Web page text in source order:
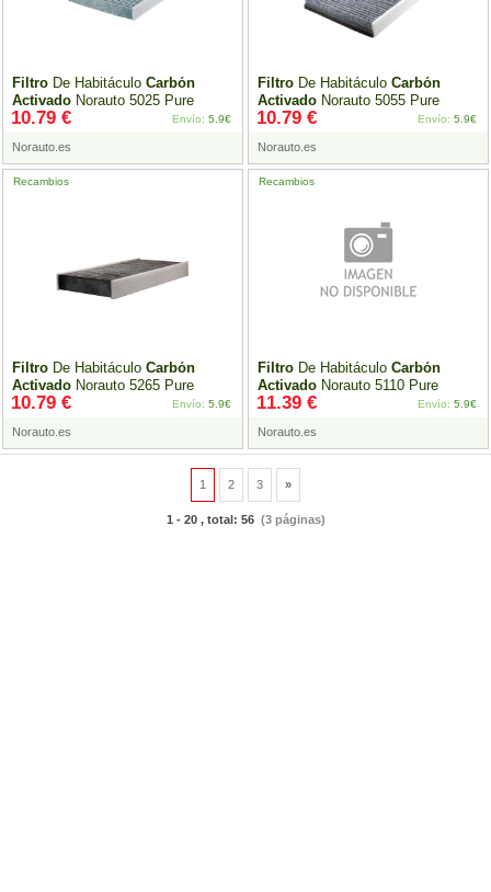
Filtro De Habitáculo Carbón
Activado Norauto 5025 Pure
Norauto.es
10.79 € Envío: 5.9€
Filtro De Habitáculo Carbón
Activado Norauto 5055 Pure
Norauto.es
10.79 € Envío: 5.9€
Filtro De Habitáculo Carbón
Activado Norauto 5265 Pure
Recambios
Norauto.es
10.79 € Envío: 5.9€
Filtro De Habitáculo Carbón
Activado Norauto 5110 Pure
Recambios
Norauto.es
11.39 € Envío: 5.9€
1 2 3 »
1 - 20 , total: 56(3 páginas)